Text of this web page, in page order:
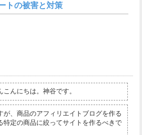
トの被害と対策
こんにちは。神谷です。
が、商品のアフィリエイトブログを作る
特定の商品に絞ってサイトを作るべきで